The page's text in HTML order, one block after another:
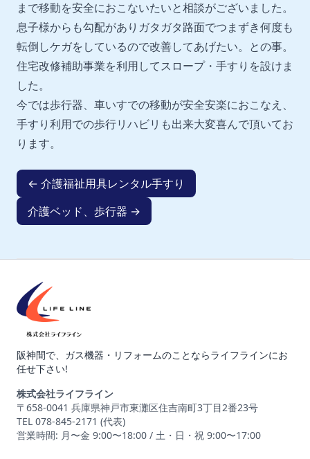
まで移動を安全におこないたいと相談がございました。
息子様からも勾配がありガタガタ路面でつまずき何度も
転倒しケガをしているので改善してあげたい。との事。
住宅改修補助事業を利用してスロープ・手すりを設けま
した。
今では歩行器、車いすでの移動が安全安楽におこなえ、
手すり利用での歩行リハビリも出来大変喜んで頂いてお
ります。
← 介護福祉用具レンタル手すり
介護ベッド、歩行器 →
阪神間で、ガス機器・リフォームのことならライフラインにお
任せ下さい!
株式会社ライフライン
〒658-0041 兵庫県神戸市東灘区住吉南町3丁目2番23号
TEL 078-845-2171 (代表)
営業時間: 月〜金 9:00〜18:00 / 土・日・祝 9:00〜17:00